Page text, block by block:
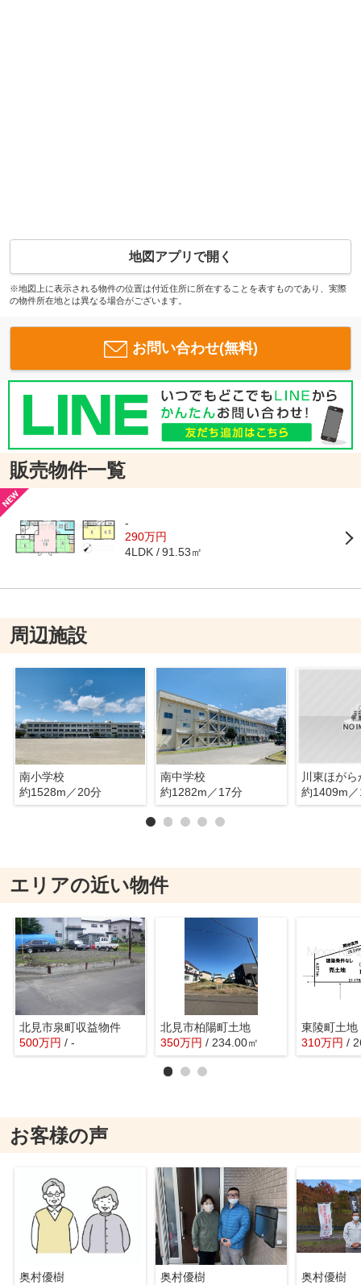
地図アプリで開く
※地図上に表示される物件の位置は付近住所に所在することを表すものであり、実際
の物件所在地とは異なる場合がございます。
お問い合わせ(無料)
販売物件一覧
-
290万円
4LDK 91.53㎡
周辺施設
南小学校
約1528m／20分
南中学校
約1282m／17分
川東ほがら
約1409m
エリアの近い物件
北見市泉町収益物件
500万円 / -
北見市柏陽町土地
350万円 / 234.00㎡
東陵町土地
310万円 /
お客様の声
奥村優樹 奥村優樹 奥村優樹